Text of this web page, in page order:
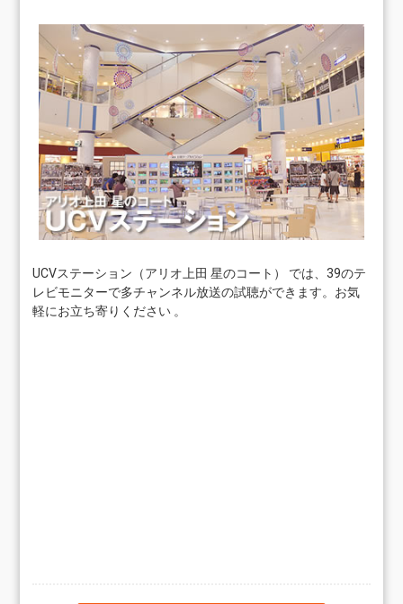
UCVステーション（アリオ上田 星のコート） では、39のテ
レビモニターで多チャンネル放送の試聴ができます。お気
軽にお立ち寄りください 。